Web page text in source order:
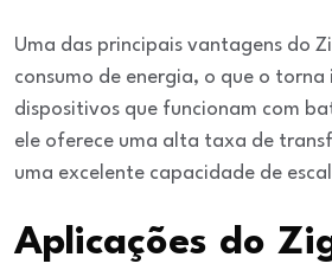
Uma das principais vantagens do
consumo de energia, o que o torna
dispositivos que funcionam com
ele oferece uma alta taxa de
uma excelente capacidade de
Aplicações do